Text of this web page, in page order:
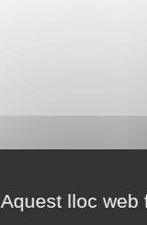
Aquest lloc web